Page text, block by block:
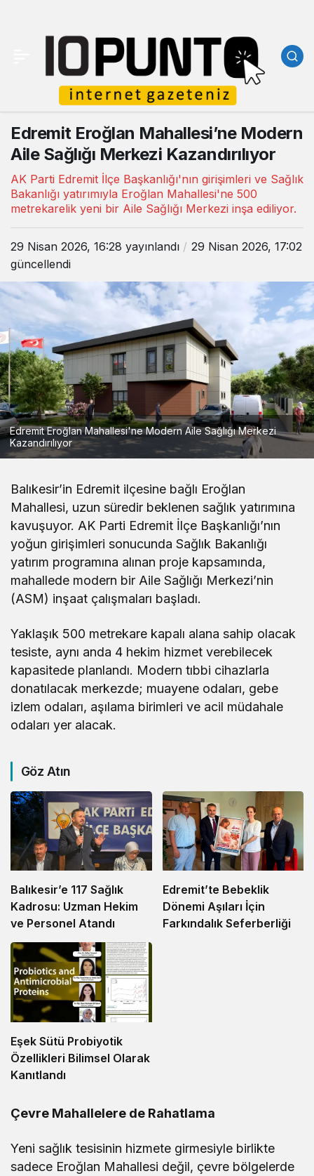
Edremit Eroğlan Mahallesi’ne Modern
Aile Sağlığı Merkezi Kazandırılıyor
AK Parti Edremit İlçe Başkanlığı'nın girişimleri ve Sağlık
Bakanlığı yatırımıyla Eroğlan Mahallesi'ne 500
metrekarelik yeni bir Aile Sağlığı Merkezi inşa ediliyor.
29 Nisan 2026, 16:28 yayınlandı
29 Nisan 2026, 17:02
güncellendi
Edremit Eroğlan Mahallesi'ne Modern Aile Sağlığı Merkezi
Kazandırılıyor
Balıkesir’in Edremit ilçesine bağlı Eroğlan
Mahallesi, uzun süredir beklenen sağlık yatırımına
kavuşuyor. AK Parti Edremit İlçe Başkanlığı’nın
yoğun girişimleri sonucunda Sağlık Bakanlığı
yatırım programına alınan proje kapsamında,
mahallede modern bir Aile Sağlığı Merkezi’nin
(ASM) inşaat çalışmaları başladı.
Yaklaşık 500 metrekare kapalı alana sahip olacak
tesiste, aynı anda 4 hekim hizmet verebilecek
kapasitede planlandı. Modern tıbbi cihazlarla
donatılacak merkezde; muayene odaları, gebe
izlem odaları, aşılama birimleri ve acil müdahale
odaları yer alacak.
Göz Atın
Balıkesir’e 117 Sağlık
Kadrosu: Uzman Hekim
ve Personel Atandı
Edremit’te Bebeklik
Dönemi Aşıları İçin
Farkındalık Seferberliği
Eşek Sütü Probiyotik
Özellikleri Bilimsel Olarak
Kanıtlandı
Çevre Mahallelere de Rahatlama
Yeni sağlık tesisinin hizmete girmesiyle birlikte
sadece Eroğlan Mahallesi değil, çevre bölgelerde